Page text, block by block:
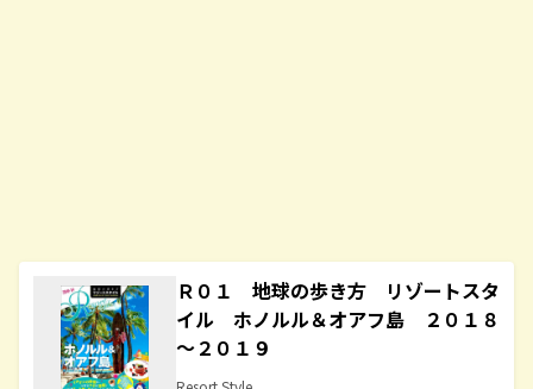
Ｒ０１ 地球の歩き方 リゾートスタ
イル ホノルル＆オアフ島 ２０１８
～２０１９